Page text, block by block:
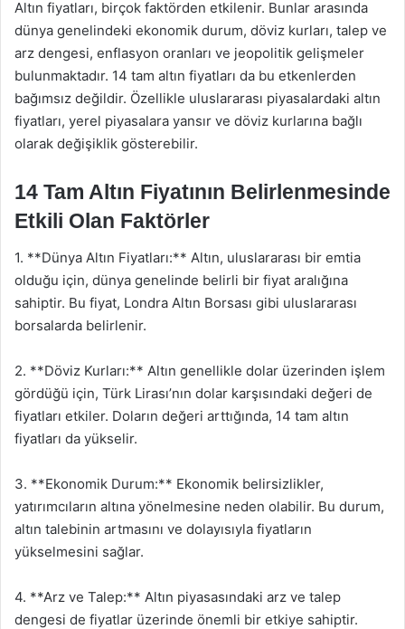
Altın fiyatları, birçok faktörden etkilenir. Bunlar arasında
dünya genelindeki ekonomik durum, döviz kurları, talep ve
arz dengesi, enflasyon oranları ve jeopolitik gelişmeler
bulunmaktadır. 14 tam altın fiyatları da bu etkenlerden
bağımsız değildir. Özellikle uluslararası piyasalardaki altın
fiyatları, yerel piyasalara yansır ve döviz kurlarına bağlı
olarak değişiklik gösterebilir.
14 Tam Altın Fiyatının Belirlenmesinde
Etkili Olan Faktörler
1. **Dünya Altın Fiyatları:** Altın, uluslararası bir emtia
olduğu için, dünya genelinde belirli bir fiyat aralığına
sahiptir. Bu fiyat, Londra Altın Borsası gibi uluslararası
borsalarda belirlenir.
2. **Döviz Kurları:** Altın genellikle dolar üzerinden işlem
gördüğü için, Türk Lirası’nın dolar karşısındaki değeri de
fiyatları etkiler. Doların değeri arttığında, 14 tam altın
fiyatları da yükselir.
3. **Ekonomik Durum:** Ekonomik belirsizlikler,
yatırımcıların altına yönelmesine neden olabilir. Bu durum,
altın talebinin artmasını ve dolayısıyla fiyatların
yükselmesini sağlar.
4. **Arz ve Talep:** Altın piyasasındaki arz ve talep
dengesi de fiyatlar üzerinde önemli bir etkiye sahiptir.